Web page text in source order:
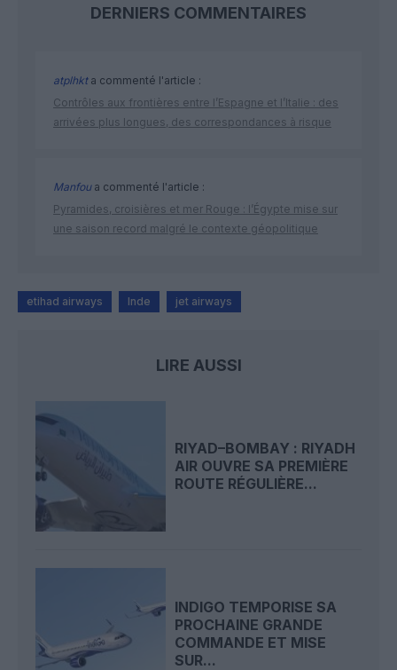
DERNIERS COMMENTAIRES
atplhkta commenté l'article :
Contrôles aux frontières entre l’Espagne et l’Italie : des
arrivées plus longues, des correspondances à risque
Manfoua commenté l'article :
Pyramides, croisières et mer Rouge : l’Égypte mise sur
une saison record malgré le contexte géopolitique
etihad airways Inde jet airways
LIRE AUSSI
RIYAD–BOMBAY : RIYADH
AIR OUVRE SA PREMIÈRE
ROUTE RÉGULIÈRE...
INDIGO TEMPORISE SA
PROCHAINE GRANDE
COMMANDE ET MISE
SUR...